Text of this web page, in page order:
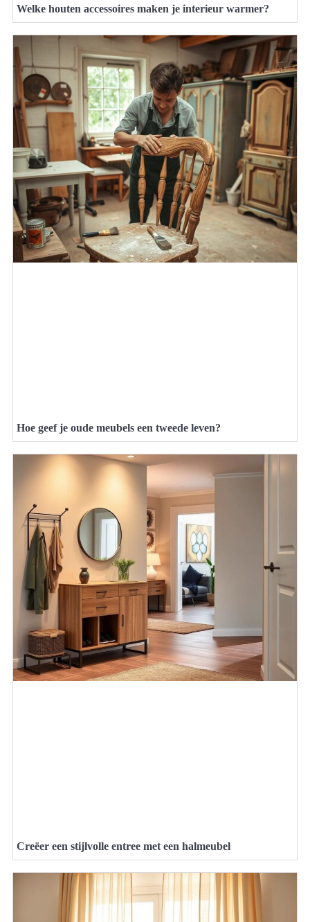
Welke houten accessoires maken je interieur warmer?
Hoe geef je oude meubels een tweede leven?
Creëer een stijlvolle entree met een halmeubel